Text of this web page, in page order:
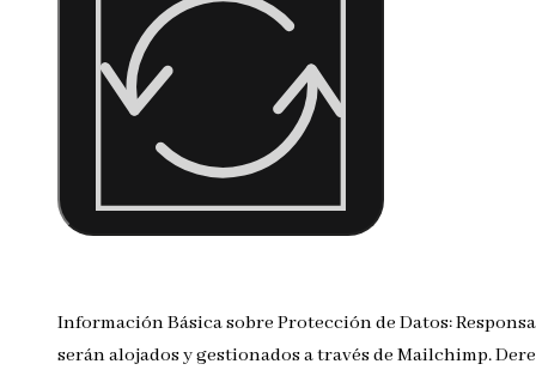
Información Básica sobre Protección de Datos:
serán alojados y gestionados a través de Mailchimp.